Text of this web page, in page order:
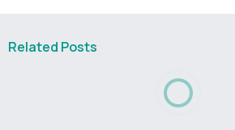
Related Posts